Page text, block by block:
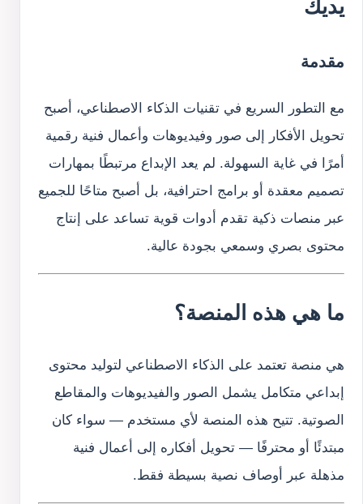
يديك
مقدمة
مع التطور السريع في تقنيات الذكاء الاصطناعي، أصبح
تحويل الأفكار إلى صور وفيديوهات وأعمال فنية رقمية
أمرًا في غاية السهولة. لم يعد الإبداع مرتبطًا بمهارات
تصميم معقدة أو برامج احترافية، بل أصبح متاحًا للجميع
عبر منصات ذكية تقدم أدوات قوية تساعد على إنتاج
محتوى بصري وسمعي بجودة عالية.
ما هي هذه المنصة؟
هي منصة تعتمد على الذكاء الاصطناعي لتوليد محتوى
إبداعي متكامل يشمل الصور والفيديوهات والمقاطع
الصوتية. تتيح هذه المنصة لأي مستخدم — سواء كان
مبتدئًا أو محترفًا — تحويل أفكاره إلى أعمال فنية
مذهلة عبر أوصاف نصية بسيطة فقط.